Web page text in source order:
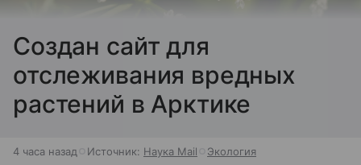
Создан сайт для
отслеживания вредных
растений в Арктике
4 часа назад Источник: Наука Mail Экология